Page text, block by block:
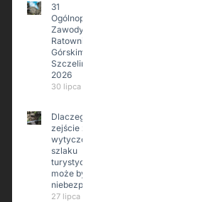
31
Ogólnopolskie
Zawody w
Ratownictwie
Górskim –
Szczeliniec
2026
30 lipca 2026
Dlaczego
zejście z
wytyczonego
szlaku
turystycznego
może być
niebezpieczne?
27 lipca 2026